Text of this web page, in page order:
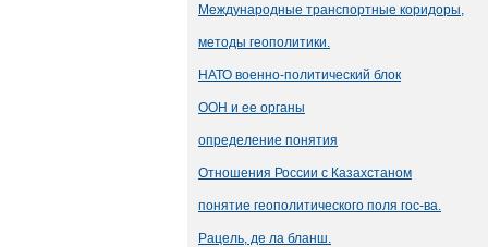
Международные транспортные коридоры,
методы геополитики.
НАТО военно-политический блок
ООН и ее органы
определение понятия
Отношения России с Казахстаном
понятие геополитического поля гос-ва.
Рацель, де ла бланш.